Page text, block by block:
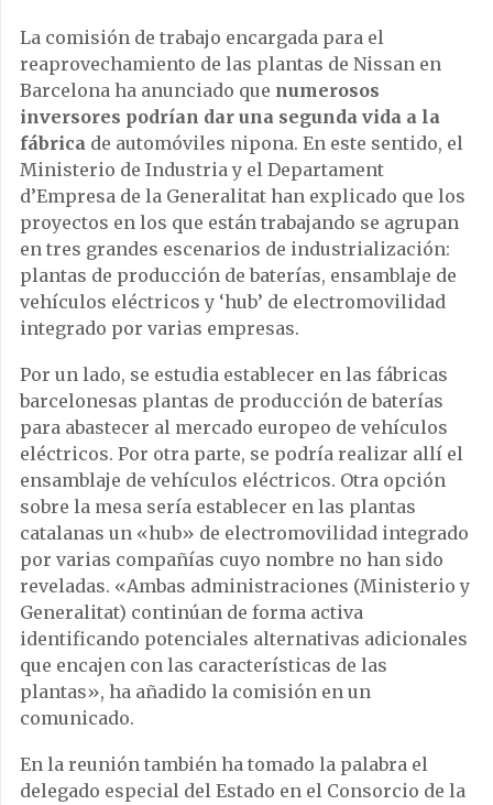
La comisión de trabajo encargada para el
reaprovechamiento de las plantas de Nissan en
Barcelona ha anunciado que numerosos
inversores podrían dar una segunda vida a la
fábrica de automóviles nipona. En este sentido, el
Ministerio de Industria y el Departament
d’Empresa de la Generalitat han explicado que los
proyectos en los que están trabajando se agrupan
en tres grandes escenarios de industrialización:
plantas de producción de baterías, ensamblaje de
vehículos eléctricos y ‘hub’ de electromovilidad
integrado por varias empresas.
Por un lado, se estudia establecer en las fábricas
barcelonesas plantas de producción de baterías
para abastecer al mercado europeo de vehículos
eléctricos. Por otra parte, se podría realizar allí el
ensamblaje de vehículos eléctricos. Otra opción
sobre la mesa sería establecer en las plantas
catalanas un «hub» de electromovilidad integrado
por varias compañías cuyo nombre no han sido
reveladas. «Ambas administraciones (Ministerio y
Generalitat) continúan de forma activa
identificando potenciales alternativas adicionales
que encajen con las características de las
plantas», ha añadido la comisión en un
comunicado.
En la reunión también ha tomado la palabra el
delegado especial del Estado en el Consorcio de la